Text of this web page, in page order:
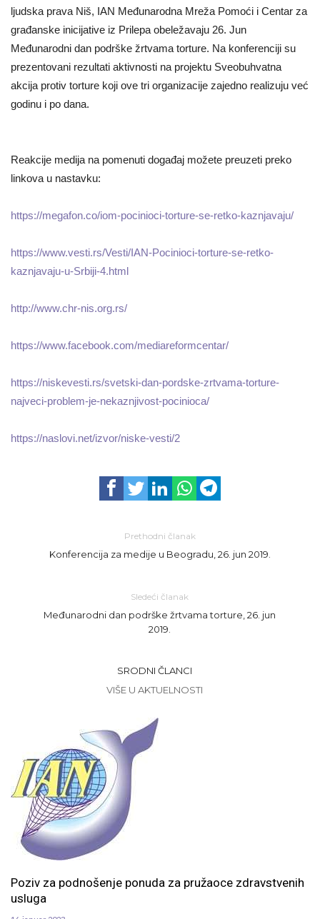
ljudska prava Niš, IAN Međunarodna Mreža Pomoći i Centar za
građanske inicijative iz Prilepa obeležavaju 26. Jun
Međunarodni dan podrške žrtvama torture. Na konferenciji su
prezentovani rezultati aktivnosti na projektu Sveobuhvatna
akcija protiv torture koji ove tri organizacije zajedno realizuju već
godinu i po dana.
Reakcije medija na pomenuti događaj možete preuzeti preko
linkova u nastavku:
https://megafon.co/iom-pocinioci-torture-se-retko-kaznjavaju/
https://www.vesti.rs/Vesti/IAN-Pocinioci-torture-se-retko-
kaznjavaju-u-Srbiji-4.html
http://www.chr-nis.org.rs/
https://www.facebook.com/mediareformcentar/
https://niskevesti.rs/svetski-dan-pordske-zrtvama-torture-
najveci-problem-je-nekaznjivost-pocinioca/
https://naslovi.net/izvor/niske-vesti/2
Prethodni članak
Konferencija za medije u Beogradu, 26. jun 2019.
Sledeći članak
Međunarodni dan podrške žrtvama torture, 26. jun
2019.
SRODNI ČLANCI
VIŠE U AKTUELNOSTI
Poziv za podnošenje ponuda za pružaoce zdravstvenih
usluga